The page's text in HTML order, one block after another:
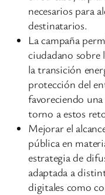
necesarios para
destinatarios.
La campaña
ciudadano sobre
la transición
protección del
favoreciendo
torno a estos
Mejorar el
pública en
estrategia de
adaptada a
digitales como